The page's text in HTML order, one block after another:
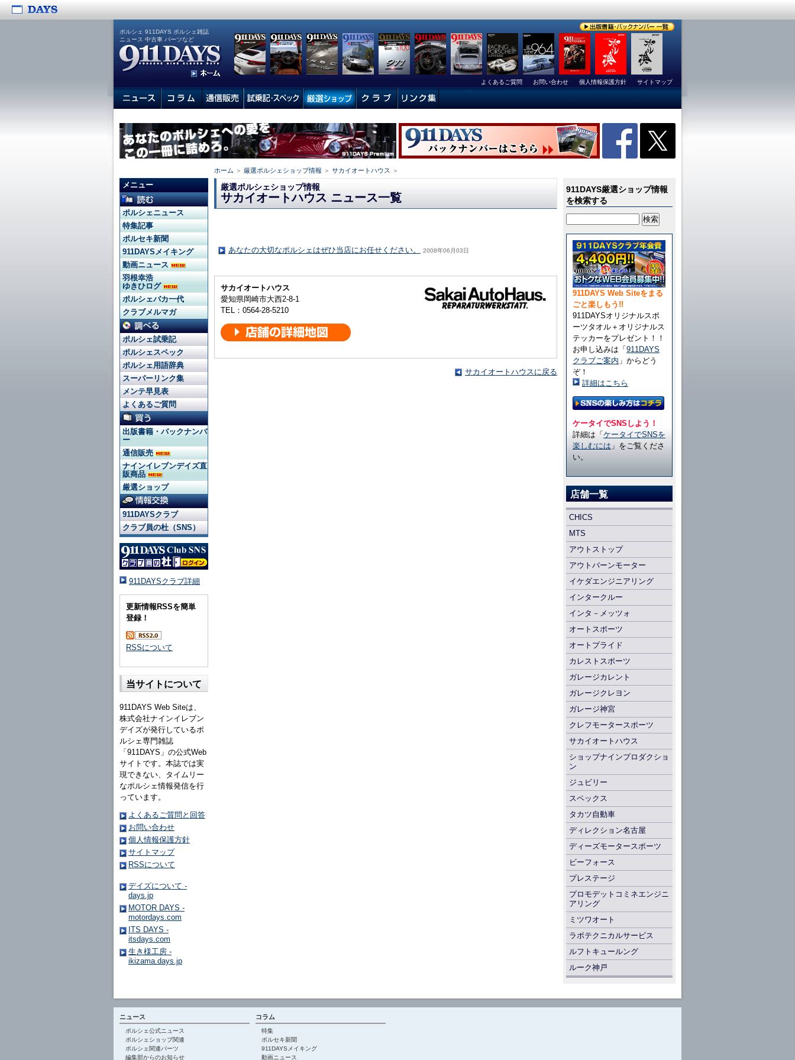
ポルシェ 911DAYS ポルシェ雑誌
ニュース 中古車 パーツなど
ホーム ＞ 厳選ポルシェショップ情報 ＞ サカイオートハウス ＞
厳選ポルシェショップ情報
サカイオートハウス ニュース一覧
あなたの大切なポルシェはぜひ当店にお任せください。 2008年06月03日
サカイオートハウス
愛知県岡崎市大西2-8-1
TEL：0564-28-5210
サカイオートハウスに戻る
911DAYS厳選ショップ情報
を検索する
911DAYS Web Siteをまる
ごと楽しもう!!
911DAYSオリジナルスポ
ーツタオル＋オリジナルス
テッカーをプレゼント！！
お申し込みは「 911DAYS
クラブご案内 」からどう
ぞ！
詳細はこちら
ケータイでSNSしよう！
詳細は「 ケータイでSNSを
楽しむには 」をご覧くださ
い。
店舗一覧
CHICS
MTS
アウトストップ
アウトバーンモーター
イケダエンジニアリング
インタークルー
インタ－メッツォ
オートスポーツ
オートプライド
カレストスポーツ
ガレージカレント
ガレージクレヨン
ガレージ神宮
クレフモータースポーツ
サカイオートハウス
ショップナインプロダクショ
ン
ジュビリー
スペックス
タカツ自動車
ディレクション名古屋
ディーズモータースポーツ
ビーフォース
プレステージ
プロモデットコミネエンジニ
アリング
ミツワオート
ラボテクニカルサービス
ルフトキュールング
ルーク神戸
メニュー
ポルシェニュース
特集記事
ポルセキ新聞
911DAYSメイキング
動画ニュース
羽根幸浩
ゆきひログ
ポルシェバカ一代
クラブメルマガ
ポルシェ試乗記
ポルシェスペック
ポルシェ用語辞典
スーパーリンク集
メンテ早見表
よくあるご質問
出版書籍・バックナンバ
ー
通信販売
ナインイレブンデイズ直
販商品
厳選ショップ
911DAYSクラブ
クラブ員の杜（SNS）
911DAYSクラブ詳細
更新情報RSSを簡単
登録！
RSSについて
当サイトについて
911DAYS Web Siteは、
株式会社ナインイレブン
デイズが発行しているポ
ルシェ専門雑誌
「911DAYS」の公式Web
サイトです。本誌では実
現できない、タイムリー
なポルシェ情報発信を行
っています。
よくあるご質問と回答
お問い合わせ
個人情報保護方針
サイトマップ
RSSについて
デイズについて -
days.jp
MOTOR DAYS -
motordays.com
ITS DAYS -
itsdays.com
生き様工房 -
ikizama.days.jp
よくあるご質問 お問い合わせ 個人情報保護方針 サイトマップ
ニュース
ポルシェ公式ニュース
ポルシェショップ関連
ポルシェ関連パーツ
編集部からのお知らせ
コラム
特集
ポルセキ新聞
911DAYSメイキング
動画ニュース